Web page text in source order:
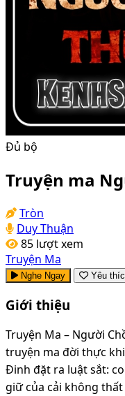
Đủ bộ
Truyện ma
Tròn
Duy Thuận
85 lượt xem
Truyện Ma
Nghe Ngay Yêu
Giới thiệu
Truyện Ma – Người
truyện ma đời thực
Đinh đặt ra luật sắt:
giữ của cải không